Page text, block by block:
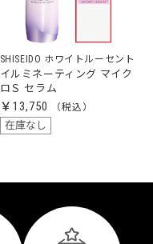
SHISEIDO ホワイトルーセント
イルミネーティング マイク
ロＳ セラム
￥13,750
在庫なし